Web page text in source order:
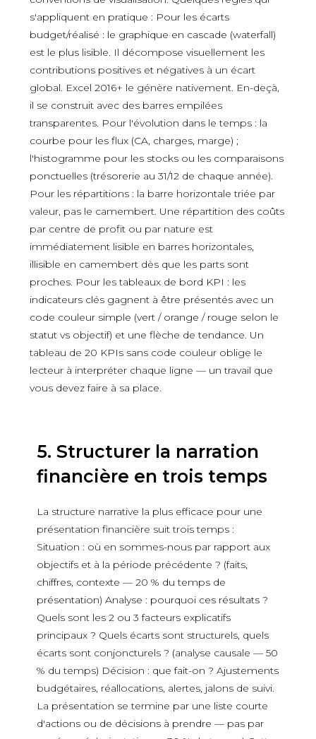
s'appliquent en pratique : Pour les écarts
budget/réalisé : le graphique en cascade (waterfall)
est le plus lisible. Il décompose visuellement les
contributions positives et négatives à un écart
global. Excel 2016+ le génère nativement. En-deçà,
il se construit avec des barres empilées
transparentes. Pour l'évolution dans le temps : la
courbe pour les flux (CA, charges, marge) ;
l'histogramme pour les stocks ou les comparaisons
ponctuelles (trésorerie au 31/12 de chaque année).
Pour les répartitions : la barre horizontale triée par
valeur, pas le camembert. Une répartition des coûts
par centre de profit ou par nature est
immédiatement lisible en barres horizontales,
illisible en camembert dès que les parts sont
proches. Pour les tableaux de bord KPI : les
indicateurs clés gagnent à être présentés avec un
code couleur simple (vert / orange / rouge selon le
statut vs objectif) et une flèche de tendance. Un
tableau de 20 KPIs sans code couleur oblige le
lecteur à interpréter chaque ligne — un travail que
vous devez faire à sa place.
5. Structurer la narration
financière en trois temps
La structure narrative la plus efficace pour une
présentation financière suit trois temps :
Situation : où en sommes-nous par rapport aux
objectifs et à la période précédente ? (faits,
chiffres, contexte — 20 % du temps de
présentation) Analyse : pourquoi ces résultats ?
Quels sont les 2 ou 3 facteurs explicatifs
principaux ? Quels écarts sont structurels, quels
écarts sont conjoncturels ? (analyse causale — 50
% du temps) Décision : que fait-on ? Ajustements
budgétaires, réallocations, alertes, jalons de suivi.
La présentation se termine par une liste courte
d'actions ou de décisions à prendre — pas par